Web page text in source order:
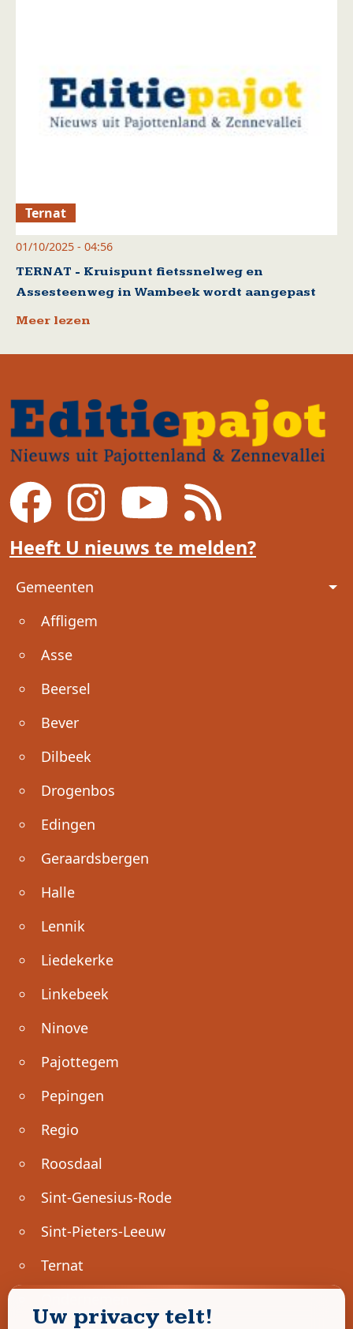
Ternat
01/10/2025 - 04:56
TERNAT - Kruispunt fietssnelweg en
Assesteenweg in Wambeek wordt aangepast
Meer lezen
Heeft U nieuws te melden?
Voet
Gemeenten
Affligem
Asse
Beersel
Bever
Dilbeek
Drogenbos
Edingen
Geraardsbergen
Halle
Lennik
Liedekerke
Linkebeek
Ninove
Pajottegem
Pepingen
Regio
Roosdaal
Sint-Genesius-Rode
Sint-Pieters-Leeuw
Ternat
Uw privacy telt!